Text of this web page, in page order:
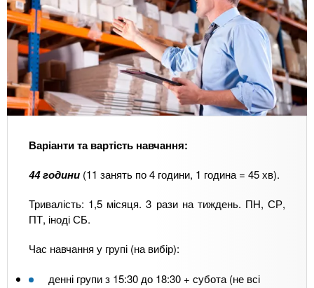
Варіанти та вартість навчання:
44 години (11 занять по 4 години, 1 година = 45 хв).
Тривалість: 1,5 місяця. 3 рази на тиждень. ПН, СР,
ПТ, іноді СБ.
Час навчання у групі (на вибір):
денні групи з 15:30 до 18:30 + субота (не всі